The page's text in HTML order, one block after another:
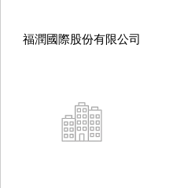
福潤國際股份有限公司